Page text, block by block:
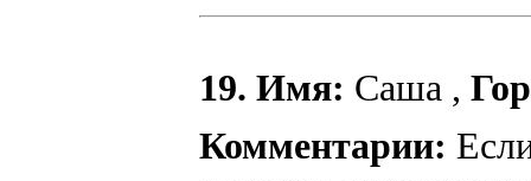
19. Имя: Саша ,
Комментарии: